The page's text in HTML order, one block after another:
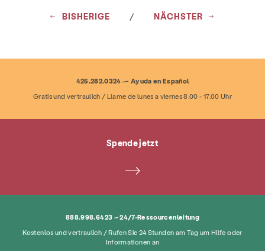
BISHERIGE / NÄCHSTER
425.282.0324 — Ayuda en Español
Gratis und vertraulich / Llame de lunes a viernes 8.00 - 17.00 Uhr
Spende jetzt
888.998.6423 – 24/7-Ressourcenleitung
Kostenlos und vertraulich / Rufen Sie 24 Stunden am Tag um Hilfe oder
Informationen an